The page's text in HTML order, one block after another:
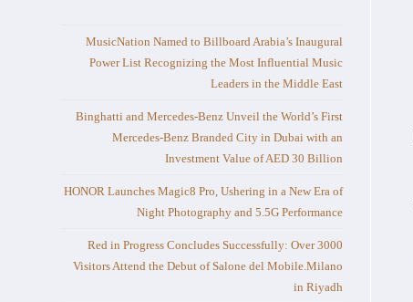
MusicNation Named to Billboard Arabia’s Inaugural
Power List Recognizing the Most Influential Music
Leaders in the Middle East
Binghatti and Mercedes-Benz Unveil the World’s First
Mercedes-Benz Branded City in Dubai with an
Investment Value of AED 30 Billion
HONOR Launches Magic8 Pro, Ushering in a New Era of
Night Photography and 5.5G Performance
Red in Progress Concludes Successfully: Over 3000
Visitors Attend the Debut of Salone del Mobile.Milano
in Riyadh